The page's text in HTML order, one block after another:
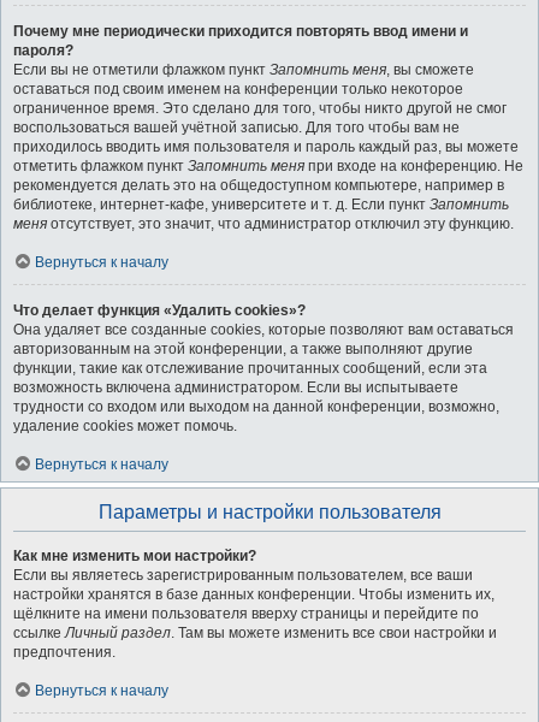
Почему мне периодически приходится повторять ввод имени и
пароля?
Если вы не отметили флажком пункт Запомнить меня, вы сможете
оставаться под своим именем на конференции только некоторое
ограниченное время. Это сделано для того, чтобы никто другой не смог
воспользоваться вашей учётной записью. Для того чтобы вам не
приходилось вводить имя пользователя и пароль каждый раз, вы можете
отметить флажком пункт Запомнить меня при входе на конференцию. Не
рекомендуется делать это на общедоступном компьютере, например в
библиотеке, интернет-кафе, университете и т. д. Если пункт Запомнить
меня отсутствует, это значит, что администратор отключил эту функцию.
Вернуться к началу
Что делает функция «Удалить cookies»?
Она удаляет все созданные cookies, которые позволяют вам оставаться
авторизованным на этой конференции, а также выполняют другие
функции, такие как отслеживание прочитанных сообщений, если эта
возможность включена администратором. Если вы испытываете
трудности со входом или выходом на данной конференции, возможно,
удаление cookies может помочь.
Вернуться к началу
Параметры и настройки пользователя
Как мне изменить мои настройки?
Если вы являетесь зарегистрированным пользователем, все ваши
настройки хранятся в базе данных конференции. Чтобы изменить их,
щёлкните на имени пользователя вверху страницы и перейдите по
ссылкеЛичный раздел. Там вы можете изменить все свои настройки и
предпочтения.
Вернуться к началу